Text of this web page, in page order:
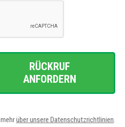
RÜCKRUF
ANFORDERN
über unsere Datenschutzrichtlinien